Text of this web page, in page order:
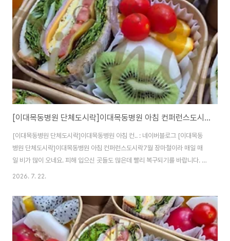
[이대목동병원 단체도시락]이대목동병원 아침 컨퍼런스도시락<목동도시락/단체도시락/도시락케이터링:원스피크닉>
[이대목동병원 단체도시락]이대목동병원 아침 컨.. : 네이버블로그 [이대목동
병원 단체도시락]이대목동병원 아침 컨퍼런스도시락7월 장마철이라 매일 매
일 비가 많이 오네요. 피해 입으신 곳들도 많은데 빨리 복구되기를 바랍니다. 오
늘...blog.naver.com
2026. 7. 22.